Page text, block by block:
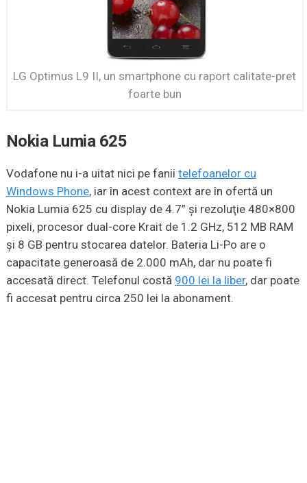
LG Optimus L9 II, un smartphone cu raport calitate-pret
foarte bun
Nokia Lumia 625
Vodafone nu i-a uitat nici pe fanii telefoanelor cu
Windows Phone, iar în acest context are în ofertă un
Nokia Lumia 625 cu display de 4.7” şi rezoluţie 480×800
pixeli, procesor dual-core Krait de 1.2 GHz, 512 MB RAM
şi 8 GB pentru stocarea datelor. Bateria Li-Po are o
capacitate generoasă de 2.000 mAh, dar nu poate fi
accesată direct. Telefonul costă 900 lei la liber, dar poate
fi accesat pentru circa 250 lei la abonament.